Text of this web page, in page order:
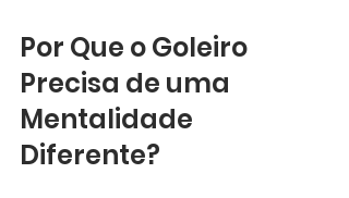
Por Que o Goleiro
Precisa de uma
Mentalidade
Diferente?